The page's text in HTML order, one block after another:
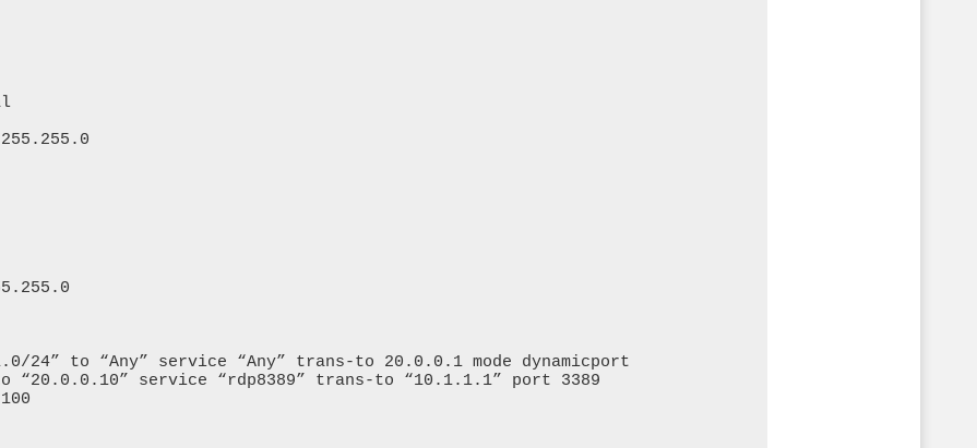
24” to “Any” service “Any” trans-to 20.0.0.1 mode dynamicport
“20.0.0.10” service “rdp8389” trans-to “10.1.1.1” port 3389